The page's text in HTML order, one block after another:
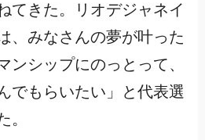
てきた。リオデジャネイ
、みなさんの夢が叶った
ンシップにのっとって、
でもらいたい」と代表選
。